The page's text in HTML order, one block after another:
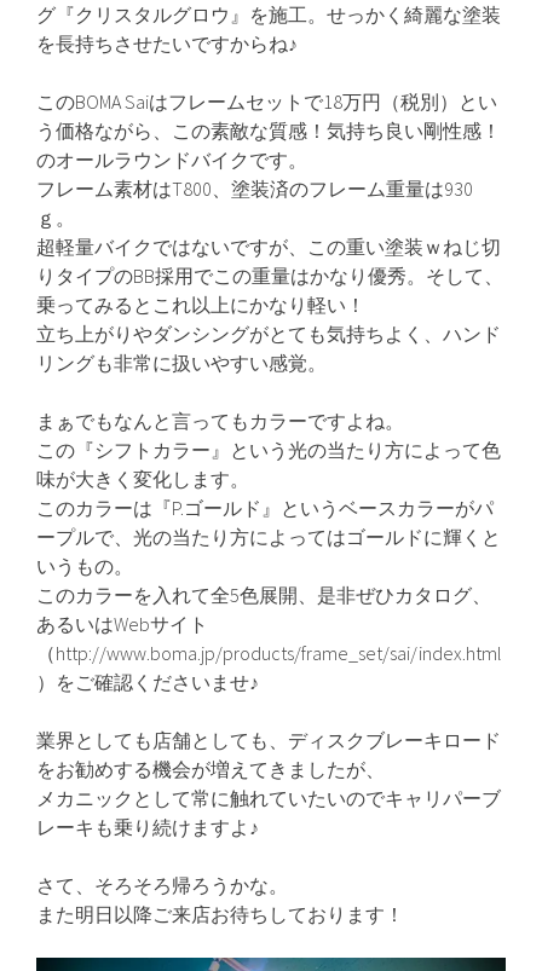
グ『クリスタルグロウ』を施工。せっかく綺麗な塗装
を長持ちさせたいですからね♪
このBOMA Saiはフレームセットで18万円（税別）とい
う価格ながら、この素敵な質感！気持ち良い剛性感！
のオールラウンドバイクです。
フレーム素材はT800、塗装済のフレーム重量は930
ｇ。
超軽量バイクではないですが、この重い塗装ｗねじ切
りタイプのBB採用でこの重量はかなり優秀。そして、
乗ってみるとこれ以上にかなり軽い！
立ち上がりやダンシングがとても気持ちよく、ハンド
リングも非常に扱いやすい感覚。
まぁでもなんと言ってもカラーですよね。
この『シフトカラー』という光の当たり方によって色
味が大きく変化します。
このカラーは『P.ゴールド』というベースカラーがパ
ープルで、光の当たり方によってはゴールドに輝くと
いうもの。
このカラーを入れて全5色展開、是非ぜひカタログ、
あるいはWebサイト
（http://www.boma.jp/products/frame_set/sai/index.html
）をご確認くださいませ♪
業界としても店舗としても、ディスクブレーキロード
をお勧めする機会が増えてきましたが、
メカニックとして常に触れていたいのでキャリパーブ
レーキも乗り続けますよ♪
さて、そろそろ帰ろうかな。
また明日以降ご来店お待ちしております！